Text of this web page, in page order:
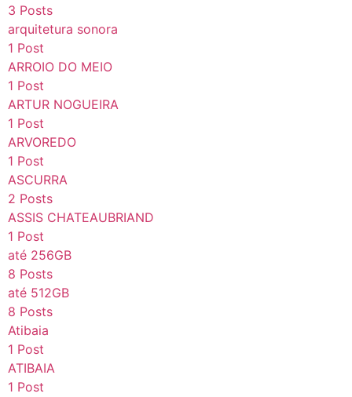
3 Posts
arquitetura sonora
1 Post
ARROIO DO MEIO
1 Post
ARTUR NOGUEIRA
1 Post
ARVOREDO
1 Post
ASCURRA
2 Posts
ASSIS CHATEAUBRIAND
1 Post
até 256GB
8 Posts
até 512GB
8 Posts
Atibaia
1 Post
ATIBAIA
1 Post